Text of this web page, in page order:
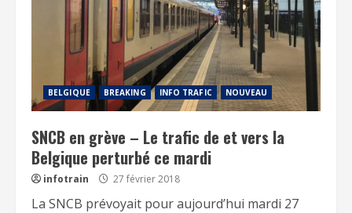
BELGIQUE BREAKING INFO TRAFIC NOUVEAU
SNCB en grève – Le trafic de et vers la
Belgique perturbé ce mardi
infotrain 27 février 2018
La SNCB prévoyait pour aujourd’hui mardi 27